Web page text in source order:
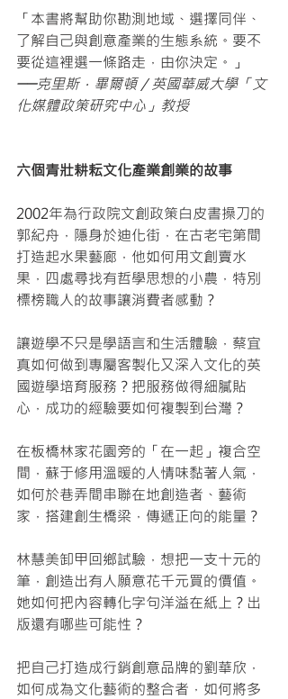
「本書將幫助你勘測地域、選擇同伴、
了解自己與創意產業的生態系統。要不
要從這裡選一條路走，由你決定。」
──克里斯．畢爾頓／英國華威大學「文
化媒體政策研究中心」教授
六個青壯耕耘文化產業創業的故事
2002年為行政院文創政策白皮書操刀的
郭紀舟，隱身於迪化街，在古老宅第間
打造起水果藝廊，他如何用文創賣水
果，四處尋找有哲學思想的小農，特別
標榜職人的故事讓消費者感動？
讓遊學不只是學語言和生活體驗，蔡宜
真如何做到專屬客製化又深入文化的英
國遊學培育服務？把服務做得細膩貼
心，成功的經驗要如何複製到台灣？
在板橋林家花園旁的「在一起」複合空
間，蘇于修用溫暖的人情味黏著人氣，
如何於巷弄間串聯在地創造者、藝術
家，搭建創生橋梁，傳遞正向的能量？
林慧美卸甲回鄉試驗，想把一支十元的
筆，創造出有人願意花千元買的價值。
她如何把內容轉化字句洋溢在紙上？出
版還有哪些可能性？
把自己打造成行銷創意品牌的劉華欣，
如何成為文化藝術的整合者，如何將多